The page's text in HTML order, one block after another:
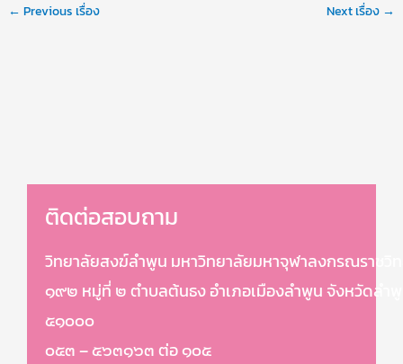
← Previous เรื่อง Next เรื่อง →
ติดต่อสอบถาม
วิทยาลัยสงฆ์ลำพูน มหาวิทยาลัยมหาจุฬาลงกรณราชวิ
๑๙๒ หมู่ที่ ๒ ตำบลต้นธง อำเภอเมืองลำพูน จังหวัดลำ
๕๑๐๐๐
๐๕๓ – ๕๖๓๑๖๓ ต่อ ๑๐๕